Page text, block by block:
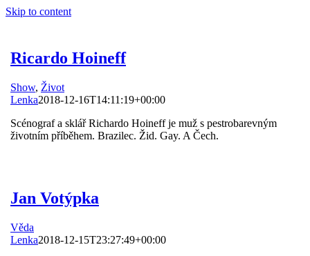
Skip to content
Ricardo Hoineff
Show, Život
Lenka2018-12-16T14:11:19+00:00
Scénograf a sklář Richardo Hoineff je muž s pestrobarevným
životním příběhem. Brazilec. Žid. Gay. A Čech.
Jan Votýpka
Věda
Lenka2018-12-15T23:27:49+00:00